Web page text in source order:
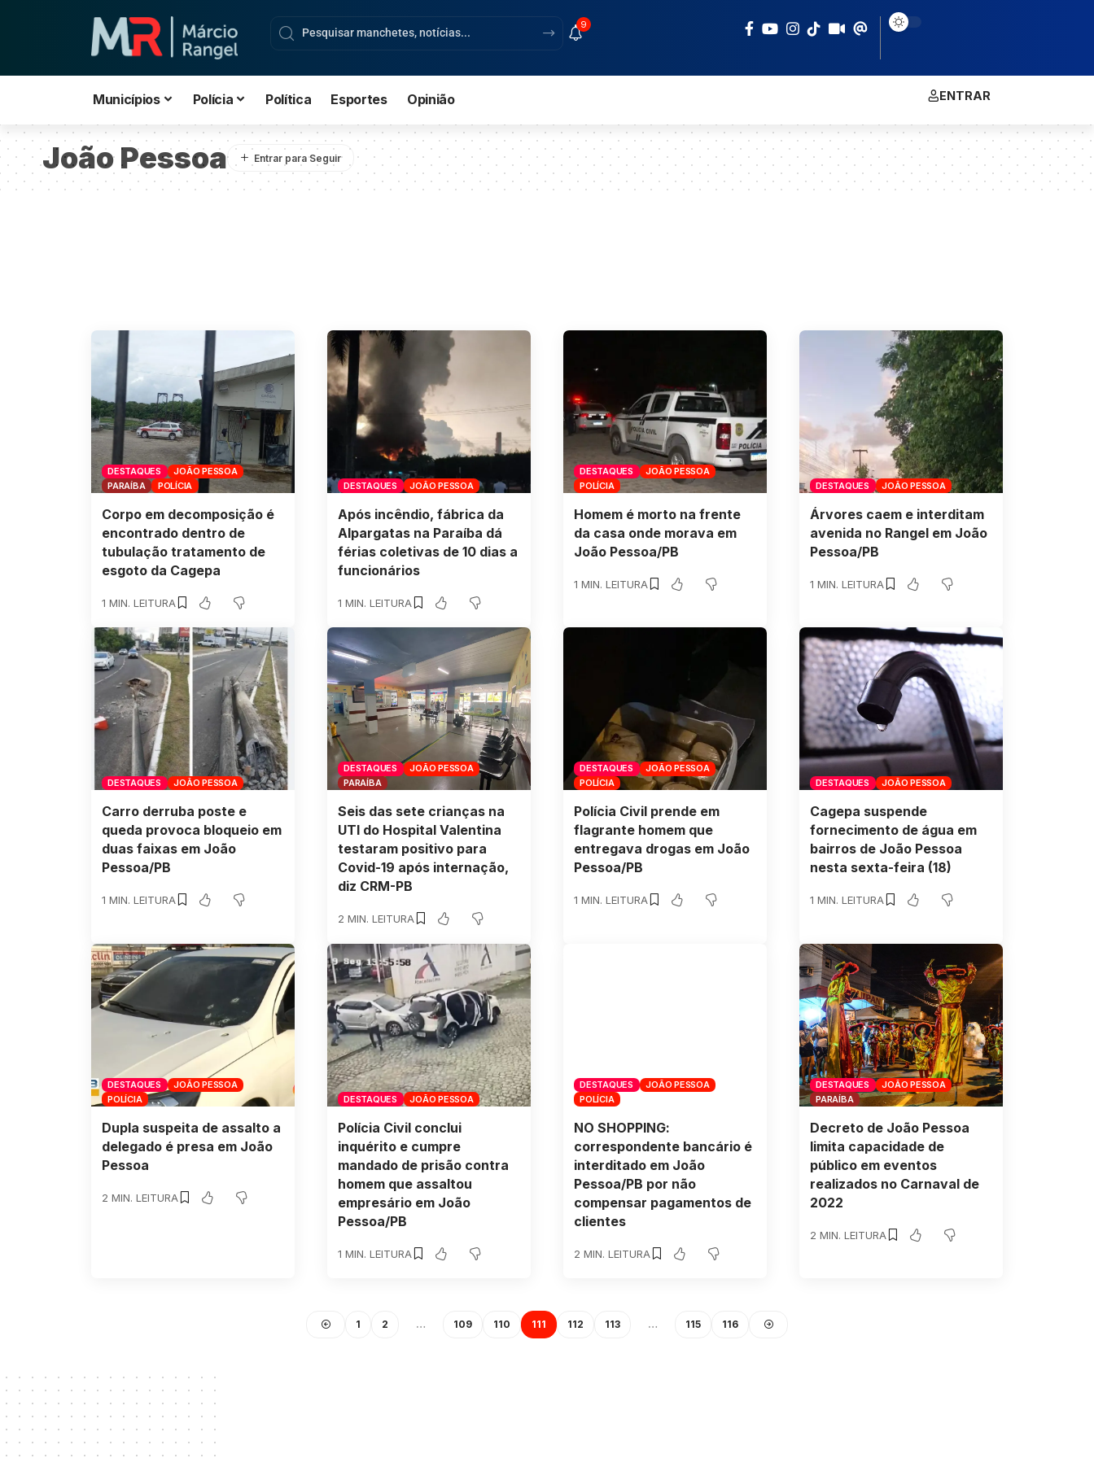
9
Municípios Polícia Política Esportes Opinião ENTRAR
João Pessoa
DESTAQUES
JOÃO PESSOA
PARAÍBA
POLÍCIA
Corpo em decomposição é
encontrado dentro de
tubulação tratamento de
esgoto da Cagepa
1 MIN. LEITURA
DESTAQUES JOÃO PESSOA
Após incêndio, fábrica da
Alpargatas na Paraíba dá
férias coletivas de 10 dias a
funcionários
1 MIN. LEITURA
DESTAQUES
JOÃO PESSOA
POLÍCIA
Homem é morto na frente
da casa onde morava em
João Pessoa/PB
1 MIN. LEITURA
DESTAQUES JOÃO PESSOA
Árvores caem e interditam
avenida no Rangel em João
Pessoa/PB
1 MIN. LEITURA
DESTAQUES JOÃO PESSOA
Carro derruba poste e
queda provoca bloqueio em
duas faixas em João
Pessoa/PB
1 MIN. LEITURA
DESTAQUES
JOÃO PESSOA
PARAÍBA
Seis das sete crianças na
UTI do Hospital Valentina
testaram positivo para
Covid-19 após internação,
diz CRM-PB
2 MIN. LEITURA
DESTAQUES
JOÃO PESSOA
POLÍCIA
Polícia Civil prende em
flagrante homem que
entregava drogas em João
Pessoa/PB
1 MIN. LEITURA
DESTAQUES JOÃO PESSOA
Cagepa suspende
fornecimento de água em
bairros de João Pessoa
nesta sexta-feira (18)
1 MIN. LEITURA
DESTAQUES
JOÃO PESSOA
POLÍCIA
Dupla suspeita de assalto a
delegado é presa em João
Pessoa
2 MIN. LEITURA
DESTAQUES JOÃO PESSOA
Polícia Civil conclui
inquérito e cumpre
mandado de prisão contra
homem que assaltou
empresário em João
Pessoa/PB
1 MIN. LEITURA
DESTAQUES
JOÃO PESSOA
POLÍCIA
NO SHOPPING:
correspondente bancário é
interditado em João
Pessoa/PB por não
compensar pagamentos de
clientes
2 MIN. LEITURA
DESTAQUES
JOÃO PESSOA
PARAÍBA
Decreto de João Pessoa
limita capacidade de
público em eventos
realizados no Carnaval de
2022
2 MIN. LEITURA
1 2 … 109 110 111 112 113 … 115 116